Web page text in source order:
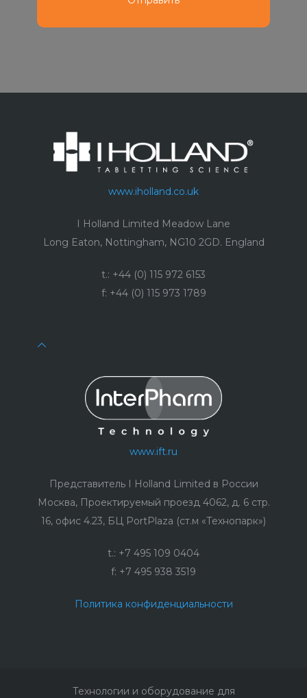
www.iholland.co.uk
I Holland Limited Meadow Lane
Long Eaton, Nottingham, NG10 2GD. England
t.: +44 (0) 115 972 6153
f: +44 (0) 115 973 1789
www.ift.ru
Представитель I Holland Limited в России
Москва, Проектируемый проезд 4062, д. 6 стр.
16, офис 4.23, БЦ PortPlaza (ст.м «Технопарк»)
t.: +7 495 109 0404
f: +7 495 938 3519
Политика конфиденциальности
Технологии и оборудование для